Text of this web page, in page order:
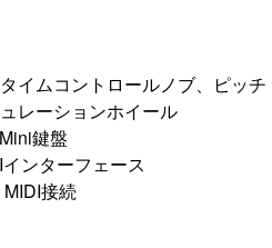
イムコントロールノブ、ピッチ
レーションホイール
鍵盤
ンターフェース
接続